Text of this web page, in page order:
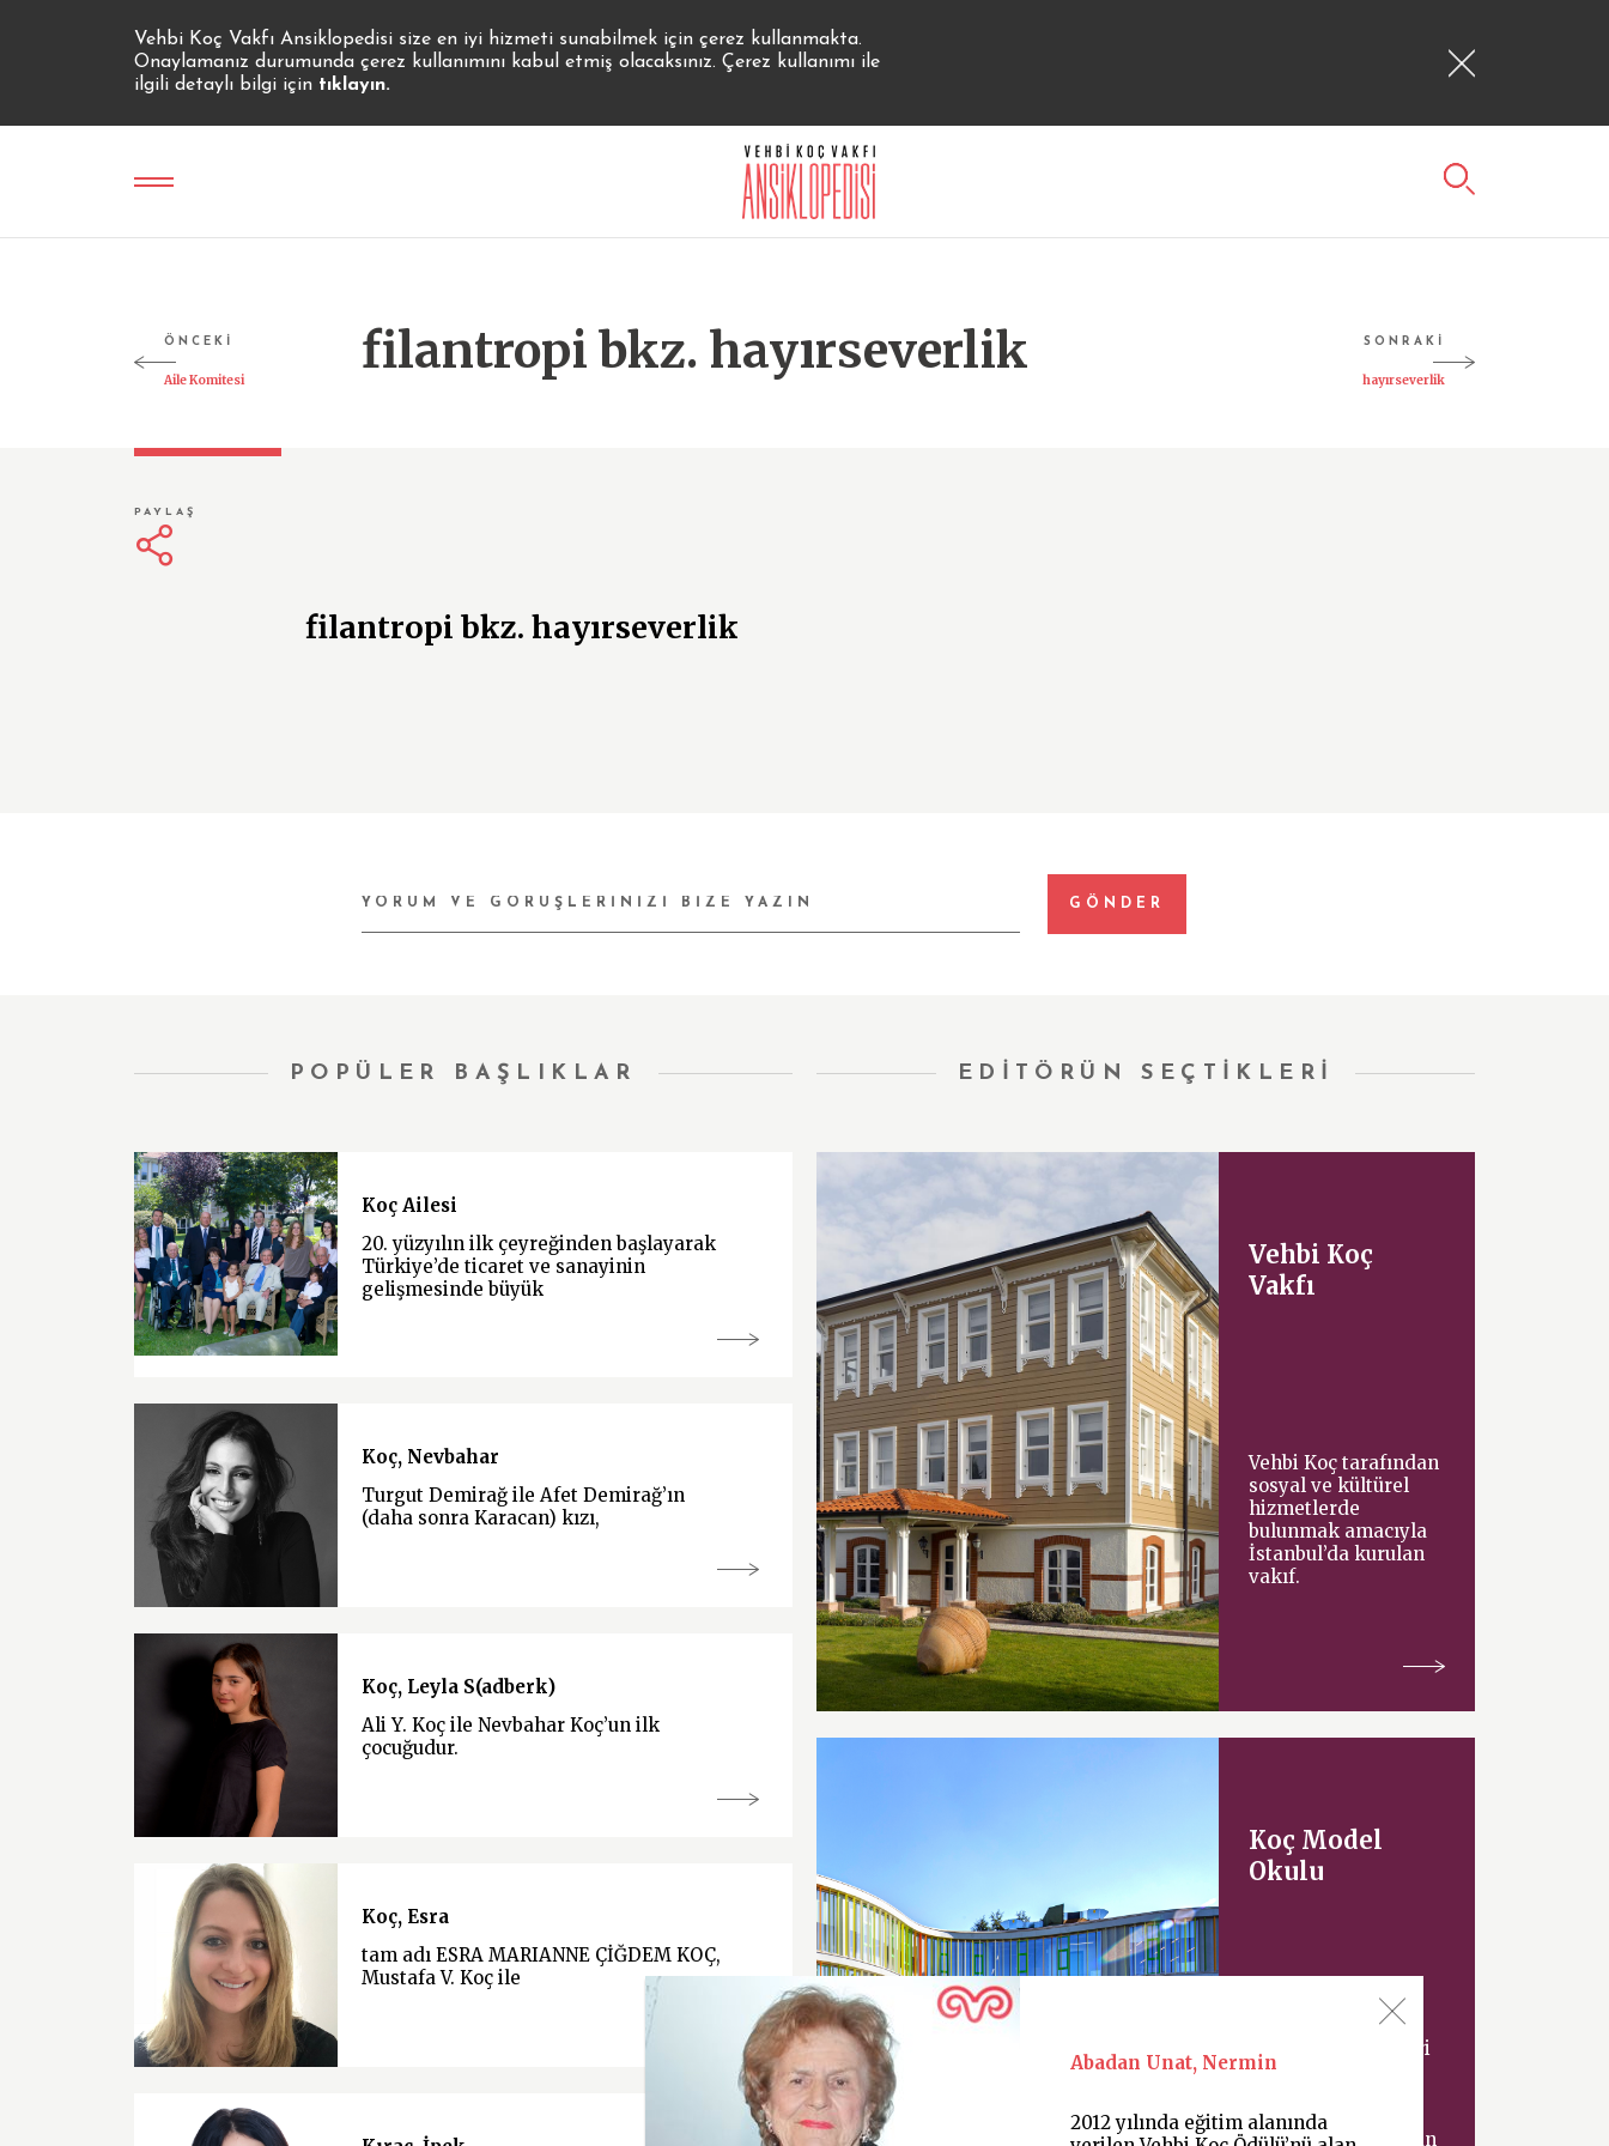
Vehbi Koç Vakfı Ansiklopedisi size en iyi hizmeti sunabilmek için çerez kullanmakta.
Onaylamanız durumunda çerez kullanımını kabul etmiş olacaksınız. Çerez kullanımı ile
ilgili detaylı bilgi için tıklayın.
ÖNCEKİ
Aile Komitesi filantropi bkz. hayırseverlik SONRAKİ
hayırseverlik
PAYLAŞ
filantropi bkz. hayırseverlik
POPÜLER BAŞLIKLAR
Koç Ailesi
20. yüzyılın ilk çeyreğinden başlayarak
Türkiye’de ticaret ve sanayinin
gelişmesinde büyük
Koç, Nevbahar
Turgut Demirağ ile Afet Demirağ’ın
(daha sonra Karacan) kızı,
Koç, Leyla S(adberk)
Ali Y. Koç ile Nevbahar Koç’un ilk
çocuğudur.
Koç, Esra
tam adı ESRA MARIANNE ÇİĞDEM KOÇ,
Mustafa V. Koç ile
EDİTÖRÜN SEÇTİKLERİ
Vehbi Koç
Vakfı
Vehbi Koç tarafından
sosyal ve kültürel
hizmetlerde
bulunmak amacıyla
İstanbul’da kurulan
vakıf.
Koç Model
Okulu
Uluslararası mimari
tasarım şirketi
Milli Eğitim
Bakanlığı tarafından
Abadan Unat, Nermin
2012 yılında eğitim alanında